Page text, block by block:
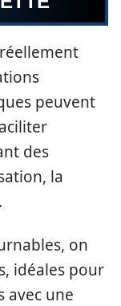
peuvent
des
la
on
idéales pour
avec une